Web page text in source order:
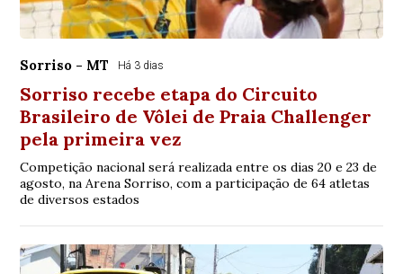
Sorriso - MT Há 3 dias
Sorriso recebe etapa do Circuito
Brasileiro de Vôlei de Praia Challenger
pela primeira vez
Competição nacional será realizada entre os dias 20 e 23 de
agosto, na Arena Sorriso, com a participação de 64 atletas
de diversos estados